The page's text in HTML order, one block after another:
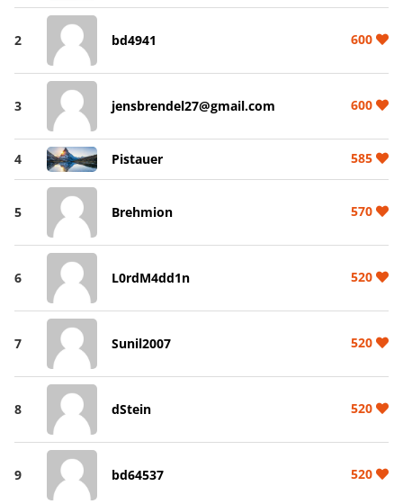
2 bd4941 600
3 jensbrendel27@gmail.com 600
4 Pistauer 585
5 Brehmion 570
6 L0rdM4dd1n 520
7 Sunil2007 520
8 dStein 520
9 bd64537 520